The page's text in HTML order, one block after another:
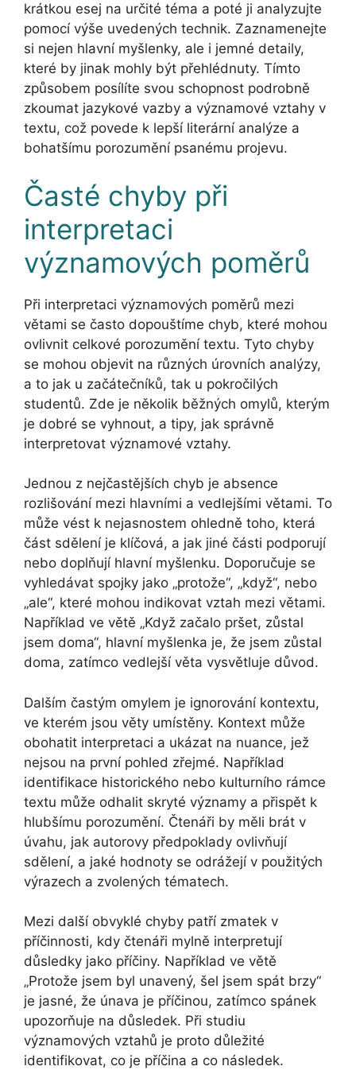
krátkou esej na určité téma a poté ji analyzujte
pomocí výše uvedených technik. Zaznamenejte
si nejen hlavní myšlenky, ale i jemné detaily,
které by jinak mohly být přehlédnuty. Tímto
způsobem posílíte svou schopnost podrobně
zkoumat jazykové vazby a významové vztahy v
textu, což povede k lepší literární analýze a
bohatšímu porozumění psanému projevu.
Časté chyby při
interpretaci
významových poměrů
Při interpretaci významových poměrů mezi
větami se často dopouštíme chyb, které mohou
ovlivnit celkové porozumění textu. Tyto chyby
se mohou objevit na různých úrovních analýzy,
a to jak u začátečníků, tak u pokročilých
studentů. Zde je několik běžných omylů, kterým
je dobré se vyhnout, a tipy, jak správně
interpretovat významové vztahy.
Jednou z nejčastějších chyb je absence
rozlišování mezi hlavními a vedlejšími větami. To
může vést k nejasnostem ohledně toho, která
část sdělení je klíčová, a jak jiné části podporují
nebo doplňují hlavní myšlenku. Doporučuje se
vyhledávat spojky jako „protože“, „když“, nebo
„ale“, které mohou indikovat vztah mezi větami.
Například ve větě „Když začalo pršet, zůstal
jsem doma“, hlavní myšlenka je, že jsem zůstal
doma, zatímco vedlejší věta vysvětluje důvod.
Dalším častým omylem je ignorování kontextu,
ve kterém jsou věty umístěny. Kontext může
obohatit interpretaci a ukázat na nuance, jež
nejsou na první pohled zřejmé. Například
identifikace historického nebo kulturního rámce
textu může odhalit skryté významy a přispět k
hlubšímu porozumění. Čtenáři by měli brát v
úvahu, jak autorovy předpoklady ovlivňují
sdělení, a jaké hodnoty se odrážejí v použitých
výrazech a zvolených tématech.
Mezi další obvyklé chyby patří zmatek v
příčinnosti, kdy čtenáři mylně interpretují
důsledky jako příčiny. Například ve větě
„Protože jsem byl unavený, šel jsem spát brzy“
je jasné, že únava je příčinou, zatímco spánek
upozorňuje na důsledek. Při studiu
významových vztahů je proto důležité
identifikovat, co je příčina a co následek.